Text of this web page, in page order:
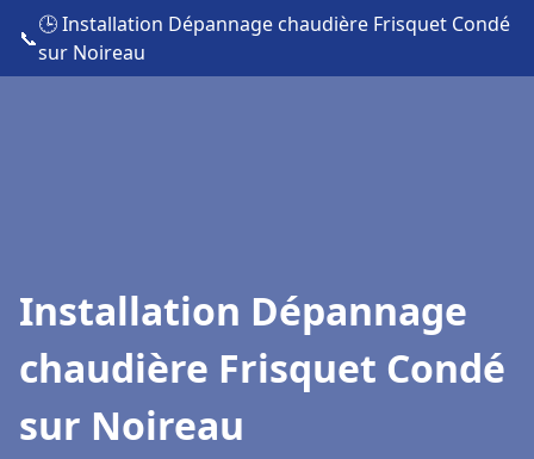
📞
🕒 Installation Dépannage chaudière Frisquet Condé
sur Noireau
Installation Dépannage
chaudière Frisquet Condé
sur Noireau